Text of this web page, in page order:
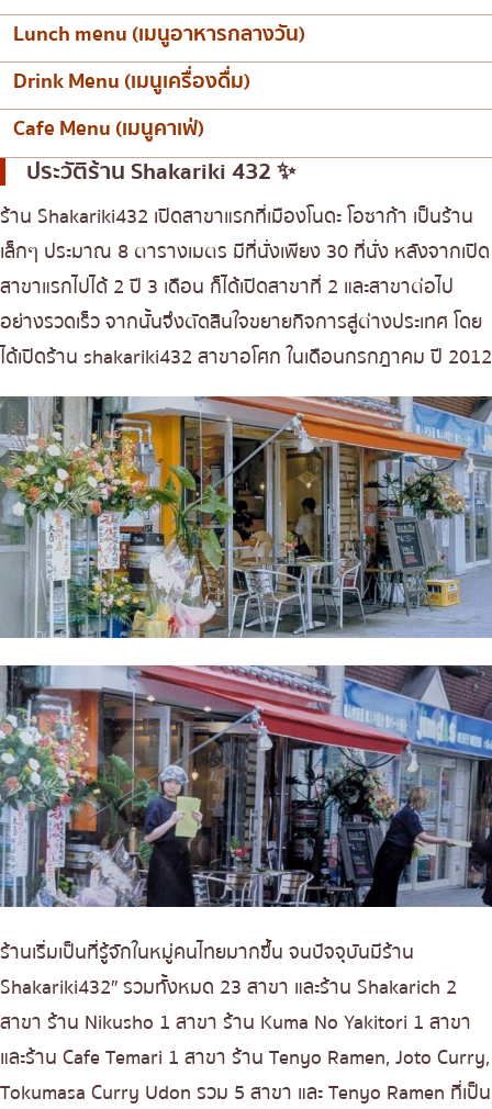
Lunch menu (เมนูอาหารกลางวัน)
Drink Menu (เมนูเครื่องดื่ม)
Cafe Menu (เมนูคาเฟ่)
ประวัติร้าน Shakariki 432 ✨
ร้าน Shakariki432 เปิดสาขาแรกที่เมืองโนดะ โอซาก้า เป็นร้าน
เล็กๆ ประมาณ 8 ตารางเมตร มีที่นั่งเพียง 30 ที่นั่ง หลังจากเปิด
สาขาแรกไปได้ 2 ปี 3 เดือน ก็ได้เปิดสาขาที่ 2 และสาขาต่อไป
อย่างรวดเร็ว จากนั้นจึงตัดสินใจขยายกิจการสู่ต่างประเทศ โดย
ได้เปิดร้าน shakariki432 สาขาอโศก ในเดือนกรกฎาคม ปี 2012
ร้านเริ่มเป็นที่รู้จักในหมู่คนไทยมากขึ้น จนปัจจุบันมีร้าน
Shakariki432″ รวมทั้งหมด 23 สาขา และร้าน Shakarich 2
สาขา ร้าน Nikusho 1 สาขา ร้าน Kuma No Yakitori 1 สาขา
และร้าน Cafe Temari 1 สาขา ร้าน Tenyo Ramen, Joto Curry,
Tokumasa Curry Udon รวม 5 สาขา และ Tenyo Ramen ที่เป็น